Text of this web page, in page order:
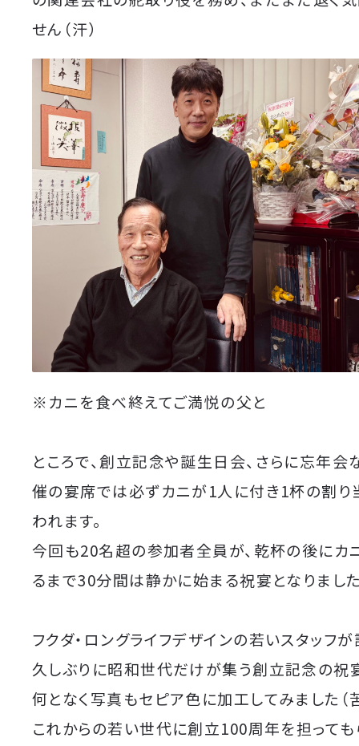
せん（汗）
※カニを食べ終えてご満悦の父と
ところで、創立記念や誕生日会、さらに忘年会
催の宴席では必ずカニが1人に付き1杯の割り
われます。
今回も20名超の参加者全員が、乾杯の後にカ
るまで30分間は静かに始まる祝宴となりました
フクダ・ロングライフデザインの若いスタッフ
久しぶりに昭和世代だけが集う創立記念の祝
何となく写真もセピア色に加工してみました（
これからの若い世代に創立100周年を担っても